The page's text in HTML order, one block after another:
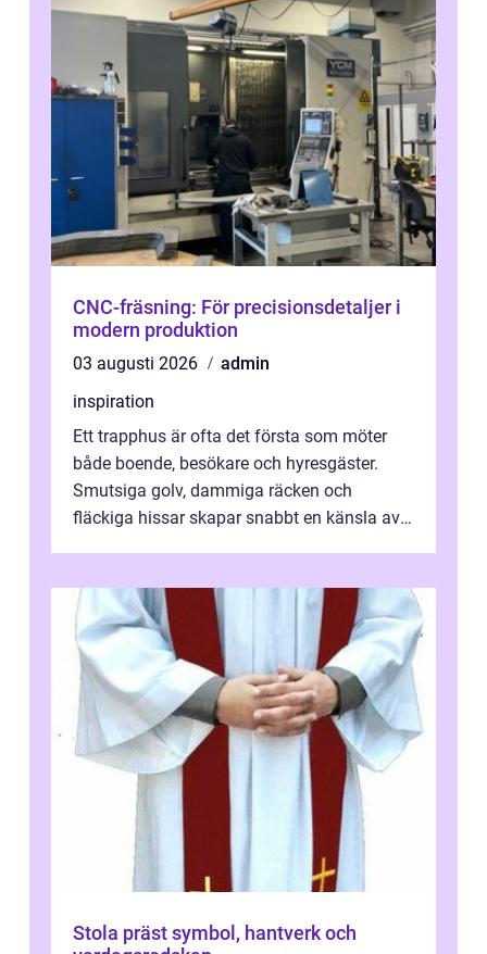
CNC-fräsning: För precisionsdetaljer i
modern produktion
03 augusti 2026
admin
inspiration
Ett trapphus är ofta det första som möter
både boende, besökare och hyresgäster.
Smutsiga golv, dammiga räcken och
fläckiga hissar skapar snabbt en känsla av
Stola präst symbol, hantverk och